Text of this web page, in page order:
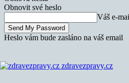
Obnovit své heslo
Váš e-
Heslo vám bude zasláno na váš email
zdravezpravy.cz